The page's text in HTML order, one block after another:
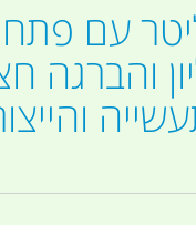
30 ליטר
והברגה